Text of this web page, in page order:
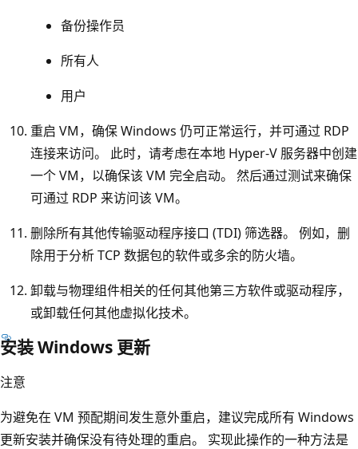
备份操作员
所有人
用户
重启 VM，确保 Windows 仍可正常运行，并可通过 RDP
连接来访问。 此时，请考虑在本地 Hyper-V 服务器中创建
一个 VM，以确保该 VM 完全启动。 然后通过测试来确保
可通过 RDP 来访问该 VM。
删除所有其他传输驱动程序接口 (TDI) 筛选器。 例如，删
除用于分析 TCP 数据包的软件或多余的防火墙。
卸载与物理组件相关的任何其他第三方软件或驱动程序，
或卸载任何其他虚拟化技术。
安装 Windows 更新
注意
为避免在 VM 预配期间发生意外重启，建议完成所有 Windows
更新安装并确保没有待处理的重启。 实现此操作的一种方法是